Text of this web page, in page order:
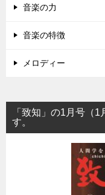
音楽の力
音楽の特徴
メロディー
「致知」の1月号（
す。